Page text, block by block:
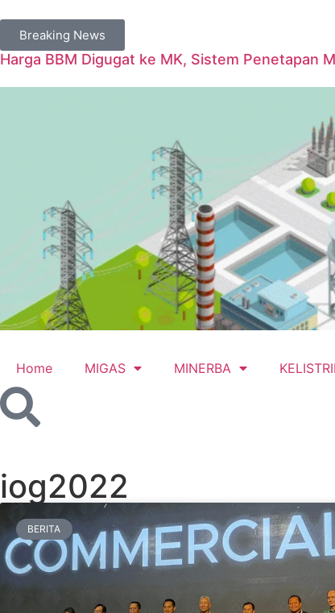
Breaking News
Harga BBM Digugat ke MK, Sistem Penetapan
Home MIGAS MINERBA
iog2022
BERITA